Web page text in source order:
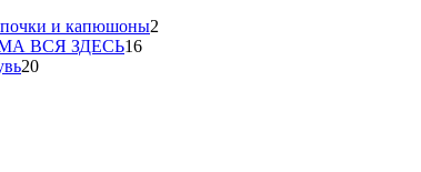
и капюшоны2
ВСЯ ЗДЕСЬ16
20